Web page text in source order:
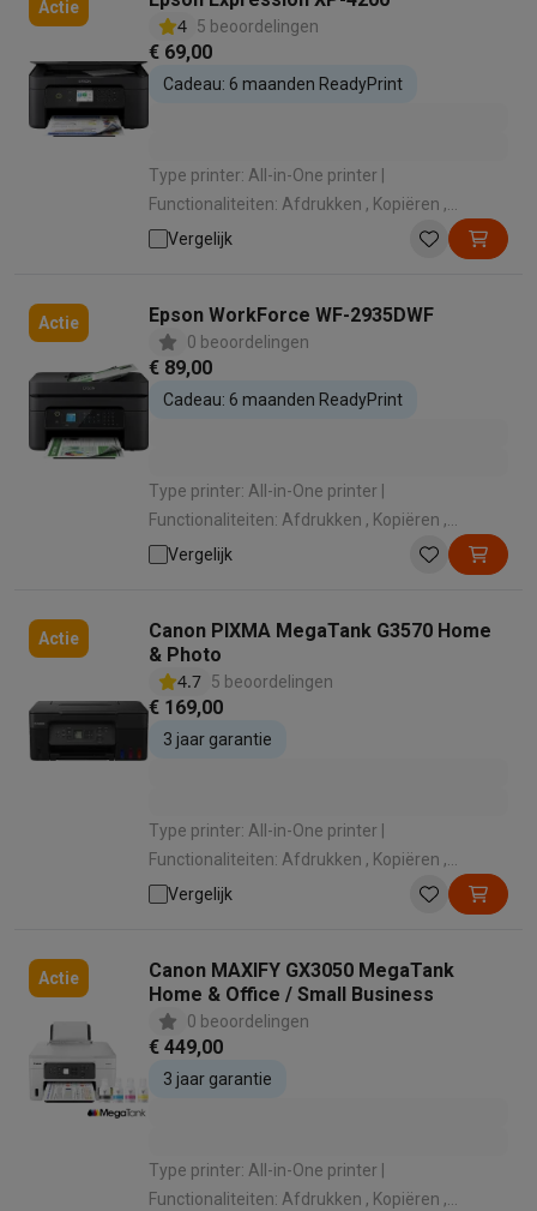
Actie
4 5 beoordelingen
€ 69,00
Cadeau: 6 maanden ReadyPrint
Type printer: All-in-One printer |
Functionaliteiten: Afdrukken , Kopiëren ,
Scannen | Kleurenprinter: Kleurafdruk | Wi-Fi:
Vergelijk
Actie Epson WorkForce WF-2935DWF
0 beoordelingen
€ 89,00
Cadeau: 6 maanden ReadyPrint
Type printer: All-in-One printer |
Functionaliteiten: Afdrukken , Kopiëren ,
Scannen , Faxen | Kleurenprinter: Kleurafdruk |
Vergelijk
Actie
Canon PIXMA MegaTank G3570 Home
& Photo
4.7 5 beoordelingen
€ 169,00
3 jaar garantie
Type printer: All-in-One printer |
Functionaliteiten: Afdrukken , Kopiëren ,
Scannen | Kleurenprinter: Kleurafdruk | Wi-Fi:
Vergelijk
Actie
Canon MAXIFY GX3050 MegaTank
Home & Office / Small Business
0 beoordelingen
€ 449,00
3 jaar garantie
Type printer: All-in-One printer |
Functionaliteiten: Afdrukken , Kopiëren ,